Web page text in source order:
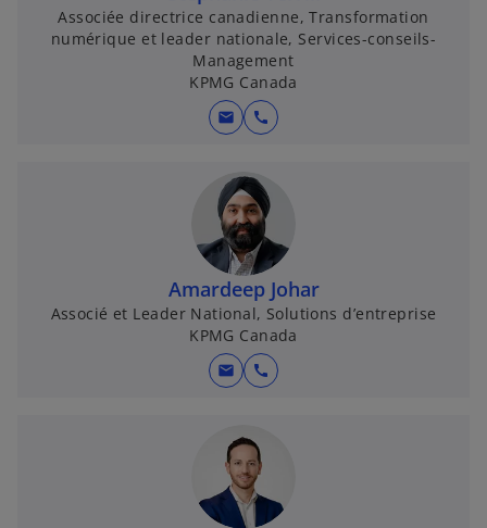
Associée directrice canadienne, Transformation
numérique et leader nationale, Services-conseils-
Management
KPMG Canada
mail call
Amardeep Johar
Associé et Leader National, Solutions d’entreprise
KPMG Canada
mail call